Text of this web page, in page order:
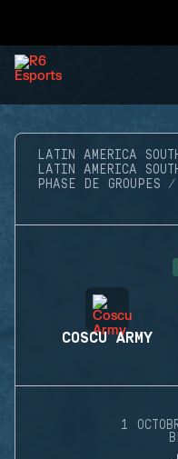
LATIN AMERICA
LATIN AMERICA
PHASE DE GROUPES
COSCU ARMY
1